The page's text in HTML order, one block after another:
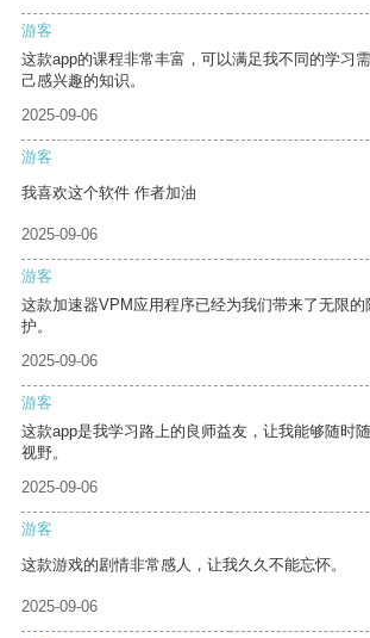
游客
这款app的课程非常丰富，可以满足我不同的学习
己感兴趣的知识。
2025-09-06
游客
我喜欢这个软件 作者加油
2025-09-06
游客
这款加速器VPM应用程序已经为我们带来了无限
护。
2025-09-06
游客
这款app是我学习路上的良师益友，让我能够随时
视野。
2025-09-06
游客
这款游戏的剧情非常感人，让我久久不能忘怀。
2025-09-06